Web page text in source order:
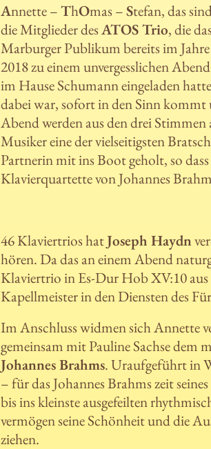
Annette –ThOmas –Stefan, das
die Mitglieder desATOS Trio, die
Marburger Publikum bereits im Jahre
2018 zu einem unvergesslichen Abend
im Hause Schumann eingeladen
dabei war, sofort in den Sinn kommt
Abend werden aus den drei
Musiker eine der vielseitigsten
Partnerin mit ins Boot geholt, so
Klavierquartette von Johannes
46 Klaviertrios hatJoseph Haydn
hören. Da das an einem Abend
Klaviertrio in Es-Dur Hob XV:10 aus
Kapellmeister in den Diensten des
Im Anschluss widmen sich Annette
gemeinsam mit Pauline Sachse
Johannes Brahms. Uraufgeführt in
– für das Johannes Brahms zeit
bis ins kleinste ausgefeilten
vermögen seine Schönheit und die
ziehen.